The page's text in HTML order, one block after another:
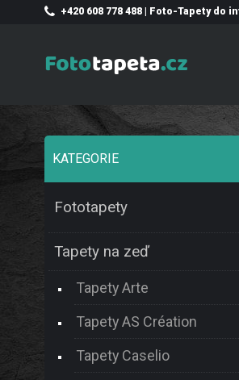
KATEGORIE
Fototapety
Tapety na zeď
Tapety Arte
Tapety AS Création
Tapety Caselio
+420 608 778 488 | Foto-Tapety do